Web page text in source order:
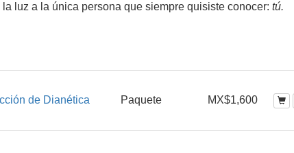
luz a la única persona que siempre quisiste conocer: tú.
de Dianética Paquete MX$1,600